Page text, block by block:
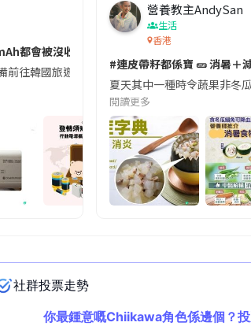
都會被沒收😱出發前切記檢查「1標示」🚨
前往韓國旅遊的民眾，近期要特別留意隨身行
營養教主AndySan
生活
香港
#連皮帶籽都係寶 🥒 消暑＋
夏天其中一種時令蔬果非冬
閱讀更多